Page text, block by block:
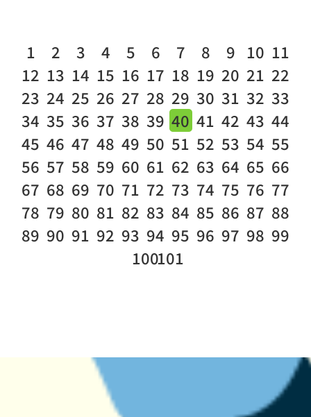
1 2 3 4 5 6 7 8 9 10 11
12 13 14 15 16 17 18 19 20 21 22
23 24 25 26 27 28 29 30 31 32 33
34 35 36 37 38 39 40 41 42 43 44
45 46 47 48 49 50 51 52 53 54 55
56 57 58 59 60 61 62 63 64 65 66
67 68 69 70 71 72 73 74 75 76 77
78 79 80 81 82 83 84 85 86 87 88
89 90 91 92 93 94 95 96 97 98 99
100101